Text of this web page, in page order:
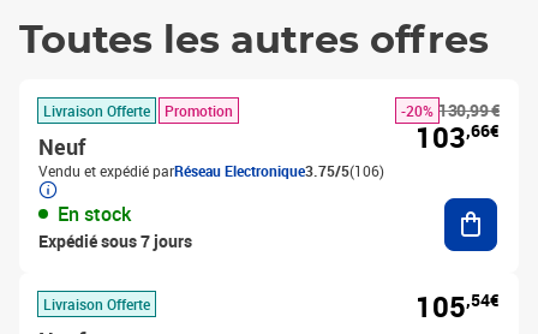
Toutes les autres offres
Livraison Offerte Promotion
Neuf
Vendu et expédié parRéseau Electronique3.75/5(106)
En stock
Expédié sous 7 jours
130,99 €
-20%
103,66€
Livraison Offerte 105,54€